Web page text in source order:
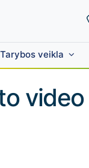
Tarybos veikla